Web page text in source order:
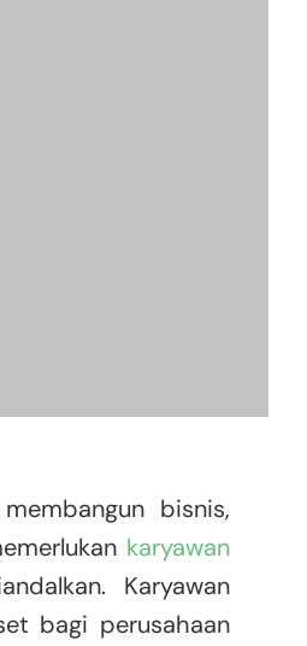
bisnis,
karyawan
Karyawan
bagi perusahaan